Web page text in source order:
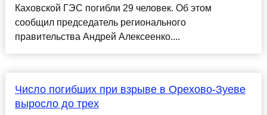
Каховской ГЭС погибли 29 человек. Об этом
сообщил председатель регионального
правительства Андрей Алексеенко....
Число погибших при взрыве в Орехово-Зуеве
выросло до трех